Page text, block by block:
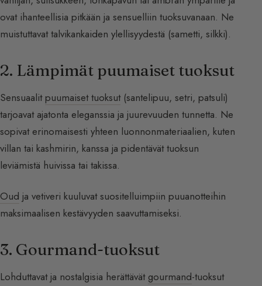
ovat ihanteellisia pitkään ja sensuelliin tuoksuvanaan. Ne
muistuttavat talvikankaiden ylellisyydestä (sametti, silkki).
2. Lämpimät puumaiset tuoksut
Sensuaalitpuumaiset tuoksut(santelipuu, setri, patsuli)
tarjoavat ajatonta eleganssia ja juurevuuden tunnetta. Ne
sopivat erinomaisesti yhteen luonnonmateriaalien, kuten
villan tai kashmirin, kanssa ja pidentävät tuoksun
leviämistä huivissa tai takissa.
Oud ja vetiveri kuuluvat suositelluimpiin puuanotteihin
maksimaalisen kestävyyden saavuttamiseksi.
3. Gourmand-tuoksut
Lohduttavat ja nostalgisia herättävät gourmand-tuoksut